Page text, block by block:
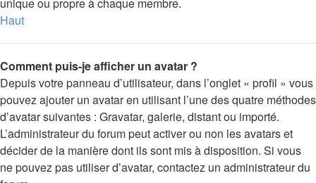
Haut
Comment puis-je afficher un avatar ?
Depuis votre panneau d’utilisateur, dans l’onglet « profil » vous
pouvez ajouter un avatar en utilisant l’une des quatre méthodes
d’avatar suivantes : Gravatar, galerie, distant ou importé.
L’administrateur du forum peut activer ou non les avatars et
décider de la manière dont ils sont mis à disposition. Si vous
ne pouvez pas utiliser d’avatar, contactez un administrateur du